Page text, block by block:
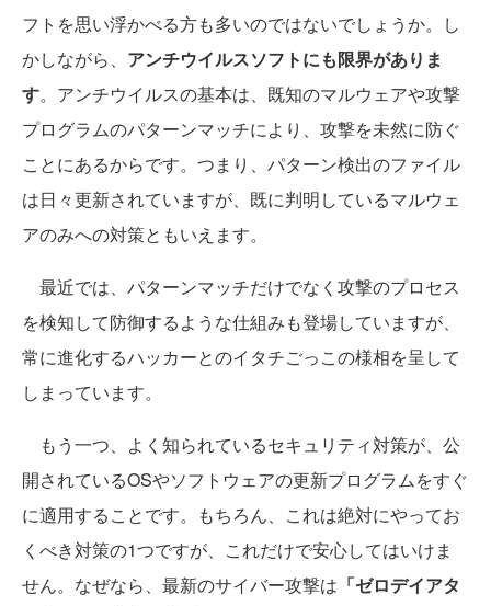
フトを思い浮かべる方も多いのではないでしょうか。し
かしながら、 アンチウイルスソフトにも限界がありま
す。アンチウイルスの基本は、既知のマルウェアや攻撃
プログラムのパターンマッチにより、攻撃を未然に防ぐ
ことにあるからです。つまり、パターン検出のファイル
は日々更新されていますが、既に判明しているマルウェ
アのみへの対策ともいえます。
最近では、パターンマッチだけでなく攻撃のプロセス
を検知して防御するような仕組みも登場していますが、
常に進化するハッカーとのイタチごっこの様相を呈して
しまっています。
もう一つ、よく知られているセキュリティ対策が、公
開されているOSやソフトウェアの更新プログラムをすぐ
に適用することです。もちろん、これは絶対にやってお
くべき対策の1つですが、これだけで安心してはいけま
せん。なぜなら、最新のサイバー攻撃は 「ゼロデイアタ